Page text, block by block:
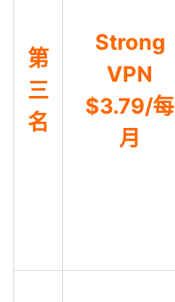
第
三
名
Strong
VPN
$3.79/每
月